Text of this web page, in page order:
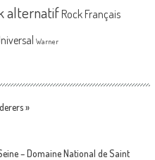
alternatif Rock Français
Warner
»
– Domaine National de Saint